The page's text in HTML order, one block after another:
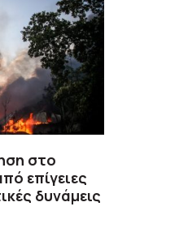
στο
επίγειες
δυνάμεις